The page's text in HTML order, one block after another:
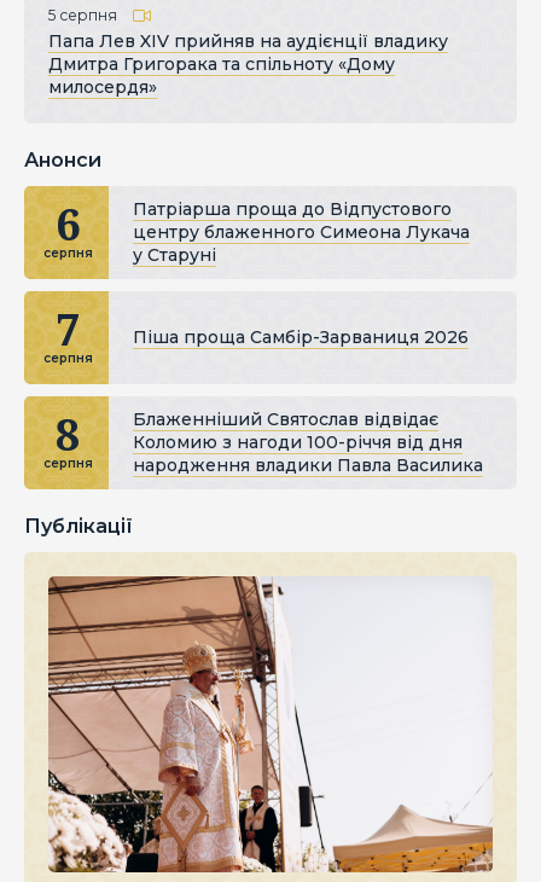
5 серпня
Папа Лев XIV прийняв на аудієнції владику
Дмитра Григорака та спільноту «Дому
милосердя»
Анонси
6
серпня
Патріарша проща до Відпустового
центру блаженного Симеона Лукача
у Старуні
7
серпня
Піша проща Самбір-Зарваниця 2026
8
серпня
Блаженніший Святослав відвідає
Коломию з нагоди 100-річчя від дня
народження владики Павла Василика
Публікації